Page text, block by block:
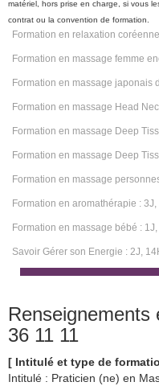
matériel, hors prise en charge, si vous
contrat ou la convention de formation.
Formation en relaxation
Formation en massage femme
Formation en massage japonais
Formation en massage Head
Formation en massage Deep
Formation en massage Deep
Formation en massage
Formation en aromathérapie : 3J,
Formation en massage bébé : 1J,
Savoir Gérer son Energie : 2J,
36 11 11
[ Intitulé et type de
Intitulé : Praticien (ne) en